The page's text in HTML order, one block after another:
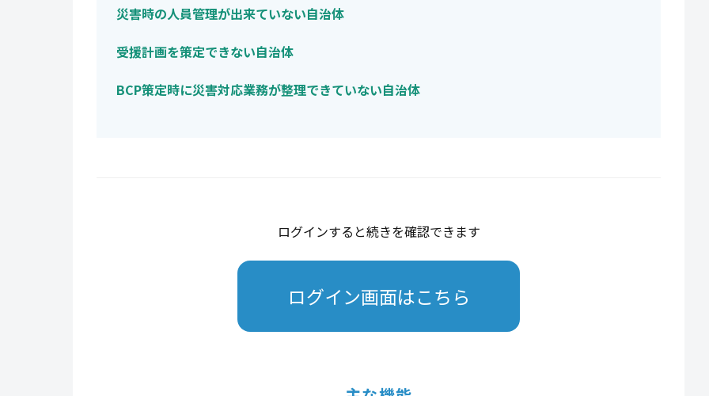
災害時の人員管理が出来ていない自治体
受援計画を策定できない自治体
BCP策定時に災害対応業務が整理できていない自治体
ログインすると続きを確認できます
ログイン画面はこちら